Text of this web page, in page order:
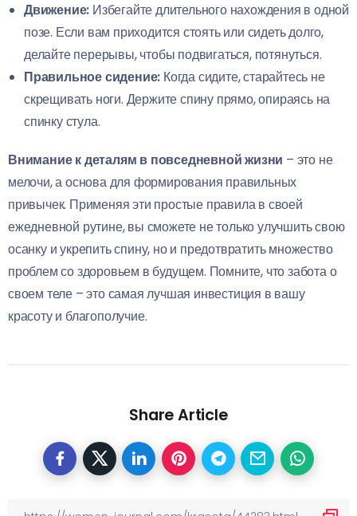
Движение: Избегайте длительного нахождения в одной
позе. Если вам приходится стоять или сидеть долго,
делайте перерывы, чтобы подвигаться, потянуться.
Правильное сидение: Когда сидите, старайтесь не
скрещивать ноги. Держите спину прямо, опираясь на
спинку стула.
Внимание к деталям в повседневной жизни – это не
мелочи, а основа для формирования правильных
привычек. Применяя эти простые правила в своей
ежедневной рутине, вы сможете не только улучшить свою
осанку и укрепить спину, но и предотвратить множество
проблем со здоровьем в будущем. Помните, что забота о
своем теле – это самая лучшая инвестиция в вашу
красоту и благополучие.
Share Article